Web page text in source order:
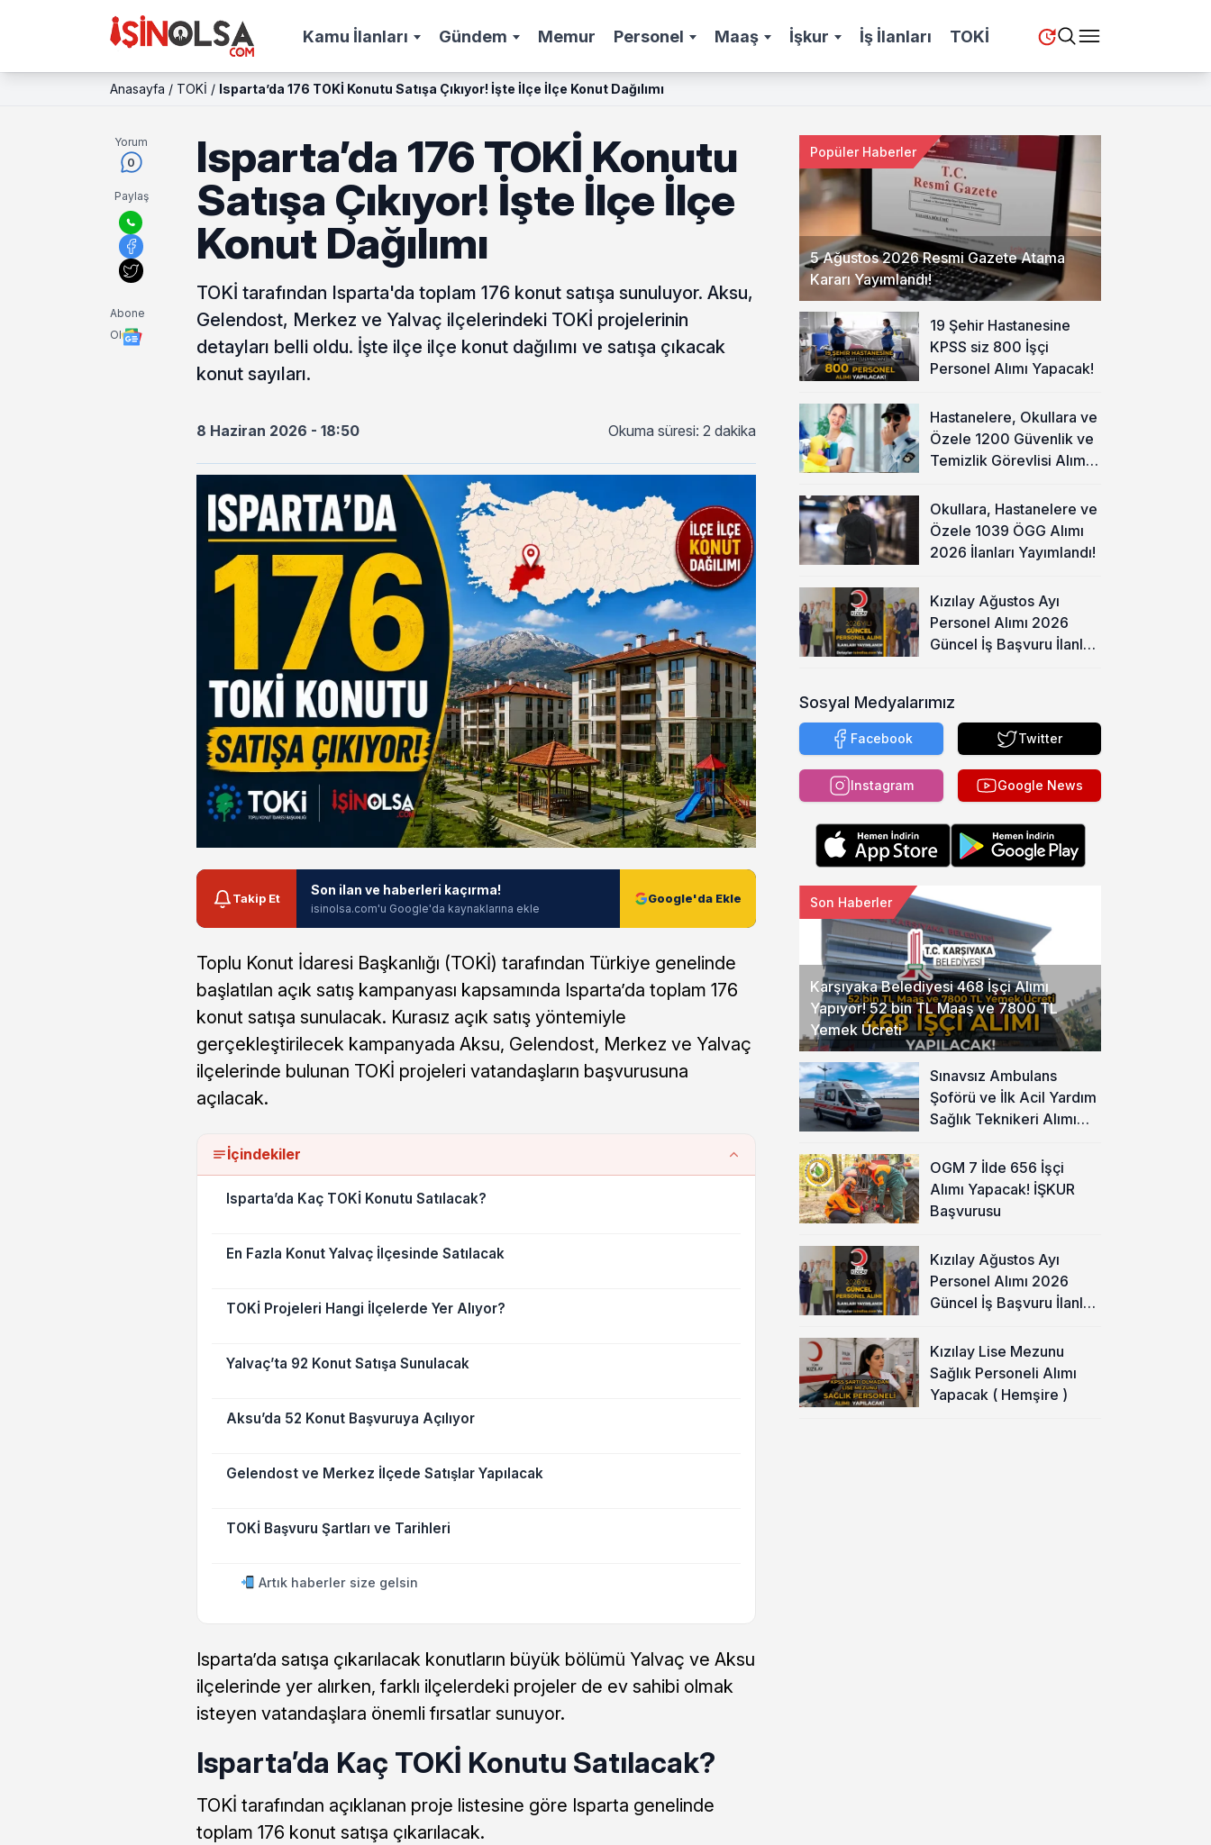
Kamu İlanları Gündem Memur Personel Maaş İşkur İş İlanları TOKİ
Anasayfa / TOKİ / Isparta’da 176 TOKİ Konutu Satışa Çıkıyor! İşte İlçe İlçe Konut Dağılımı
Yorum
0
Paylaş
Abone
Ol
Isparta’da 176 TOKİ Konutu
Satışa Çıkıyor! İşte İlçe İlçe
Konut Dağılımı
TOKİ tarafından Isparta'da toplam 176 konut satışa sunuluyor. Aksu,
Gelendost, Merkez ve Yalvaç ilçelerindeki TOKİ projelerinin
detayları belli oldu. İşte ilçe ilçe konut dağılımı ve satışa çıkacak
konut sayıları.
8 Haziran 2026 - 18:50 Okuma süresi: 2 dakika
Takip Et
Son ilan ve haberleri kaçırma!
isinolsa.com'u Google'da kaynaklarına ekle
Google'da Ekle
Toplu Konut İdaresi Başkanlığı (TOKİ) tarafından Türkiye genelinde
başlatılan açık satış kampanyası kapsamında Isparta’da toplam 176
konut satışa sunulacak. Kurasız açık satış yöntemiyle
gerçekleştirilecek kampanyada Aksu, Gelendost, Merkez ve Yalvaç
ilçelerinde bulunan TOKİ projeleri vatandaşların başvurusuna
açılacak.
İçindekiler
Isparta’da Kaç TOKİ Konutu Satılacak?
En Fazla Konut Yalvaç İlçesinde Satılacak
TOKİ Projeleri Hangi İlçelerde Yer Alıyor?
Yalvaç’ta 92 Konut Satışa Sunulacak
Aksu’da 52 Konut Başvuruya Açılıyor
Gelendost ve Merkez İlçede Satışlar Yapılacak
TOKİ Başvuru Şartları ve Tarihleri
Artık haberler size gelsin
Isparta’da satışa çıkarılacak konutların büyük bölümü Yalvaç ve Aksu
ilçelerinde yer alırken, farklı ilçelerdeki projeler de ev sahibi olmak
isteyen vatandaşlara önemli fırsatlar sunuyor.
Isparta’da Kaç TOKİ Konutu Satılacak?
TOKİ tarafından açıklanan proje listesine göre Isparta genelinde
toplam 176 konut satışa çıkarılacak.
5 Ağustos 2026 Resmi Gazete Atama
Kararı Yayımlandı!
Popüler Haberler
19 Şehir Hastanesine
KPSS siz 800 İşçi
Personel Alımı Yapacak!
Hastanelere, Okullara ve
Özele 1200 Güvenlik ve
Temizlik Görevlisi Alımı
Okullara, Hastanelere ve
Özele 1039 ÖGG Alımı
2026 İlanları Yayımlandı!
Kızılay Ağustos Ayı
Personel Alımı 2026
Güncel İş Başvuru İlanları
Sosyal Medyalarımız
Facebook Twitter
Instagram Google News
Karşıyaka Belediyesi 468 İşçi Alımı
Yapıyor! 52 bin TL Maaş ve 7800 TL
Yemek Ücreti
Son Haberler
Sınavsız Ambulans
Şoförü ve İlk Acil Yardım
Sağlık Teknikeri Alımı
OGM 7 İlde 656 İşçi
Alımı Yapacak! İŞKUR
Başvurusu
Kızılay Ağustos Ayı
Personel Alımı 2026
Güncel İş Başvuru İlanları
Kızılay Lise Mezunu
Sağlık Personeli Alımı
Yapacak ( Hemşire )